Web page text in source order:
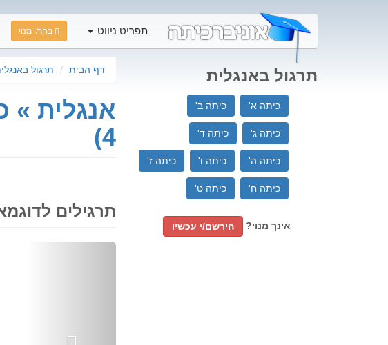
תפריט ניווט בחר/י מנוי
תרגול באנגלית
כיתה א' כיתה ב'
כיתה ג' כיתה ד'
כיתה ה' כיתה ו' כיתה ז'
כיתה ח' כיתה ט'
אינך מנוי? הירשם/י עכשיו
דף הבית תרגול
אנגלית
4)
תרגילים